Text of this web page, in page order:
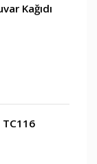
Kağıdı